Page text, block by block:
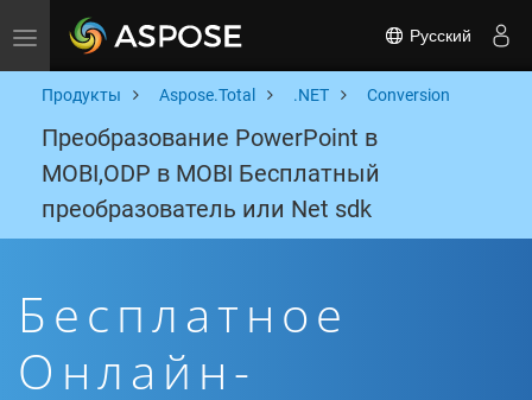
Toggle navigation Русский
Продукты Aspose.Total .NET Conversion
Преобразование PowerPoint в
MOBI,ODP в MOBI Бесплатный
преобразователь или Net sdk
Бесплатное
Онлайн-